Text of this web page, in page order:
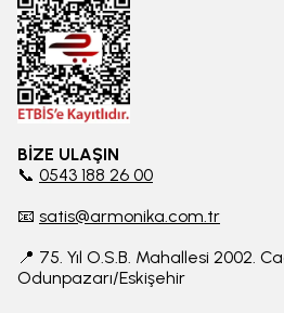
BİZE ULAŞIN
📞 0543 188 26 00
📧 satis@armonika.com.tr
📍 75. Yıl O.S.B. Mahallesi 2002.
Odunpazarı/Eskişehir